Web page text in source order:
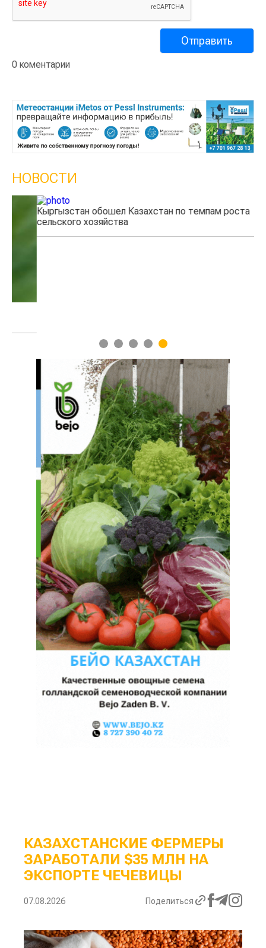
0 коментарии
НОВОСТИ
Кыргызстан обошел Казахстан по темпам роста
сельского хозяйства
1 2 3 4 5
КАЗАХСТАНСКИЕ ФЕРМЕРЫ
ЗАРАБОТАЛИ $35 МЛН НА
ЭКСПОРТЕ ЧЕЧЕВИЦЫ
07.08.2026 Поделиться